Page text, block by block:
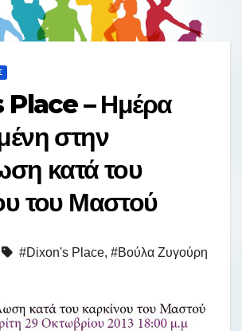
Place – Ημέρα
στην
κατά του
του Μαστού
#Dixon's Place, #Βούλα Ζυγούρη